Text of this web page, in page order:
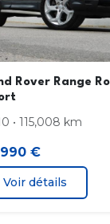
Rover Range
• 115,008 km
€
Voir détails